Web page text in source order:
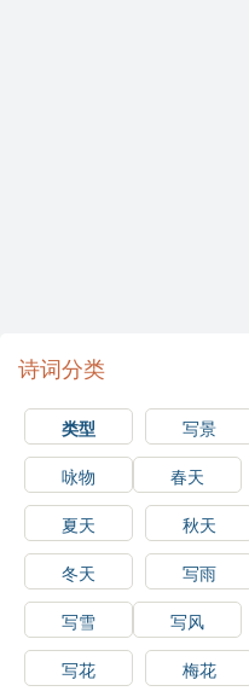
诗词分类
类型
写景
咏物
春天
夏天
秋天
冬天
写雨
写雪
写风
写花
梅花